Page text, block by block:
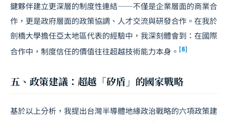
鍵夥伴建立更深層的制度性連結——不僅是企業層面的商業合
作，更是政府層面的政策協調、人才交流與研發合作。在我於
劍橋大學擔任亞太地區代表的經驗中，我深刻體會到：在國際
合作中，制度信任的價值往往超越技術能力本身。 [8]
五、政策建議：超越「矽盾」的國家戰略
基於以上分析，我提出台灣半導體地緣政治戰略的六項政策建